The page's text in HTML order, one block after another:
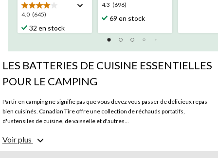
4.0 (645)
4.0
étoile(s)
sur
645
évaluations
32 en stock
4.3 (696)
4.3
étoile(s)
sur
5.
696
évaluations
69 en stock
LES BATTERIES DE CUISINE ESSENTIELLES
POUR LE CAMPING
Partir en camping ne signifie pas que vous devez vous passer de délicieux repas
bien cuisinés. Canadian Tire offre une collection de réchauds portatifs,
d'ustensiles de cuisine, de vaisselle et d'autres...
De quoi a-t-on besoin pour une cuisine de camping?
Voir plus